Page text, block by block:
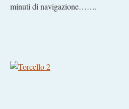
minuti di navigazione…….